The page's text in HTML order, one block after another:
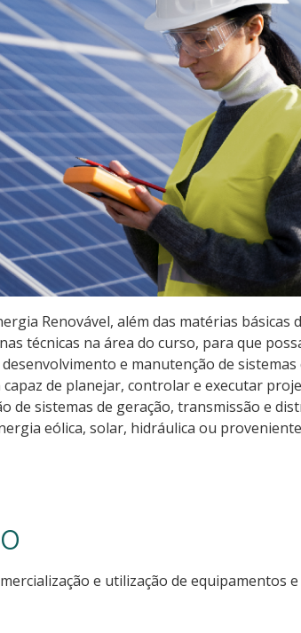
Renovável, além das matérias básicas
técnicas na área do curso, para que
e manutenção de sistemas
de planejar, controlar e executar
de sistemas de geração, transmissão e
eólica, solar, hidráulica ou
e utilização de equipamentos